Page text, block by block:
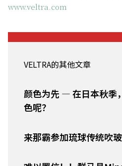
www.veltra.com
VELTRA的其他文章
颜色为先 — 在日本秋季
色呢？
来那霸参加琉球传统吹